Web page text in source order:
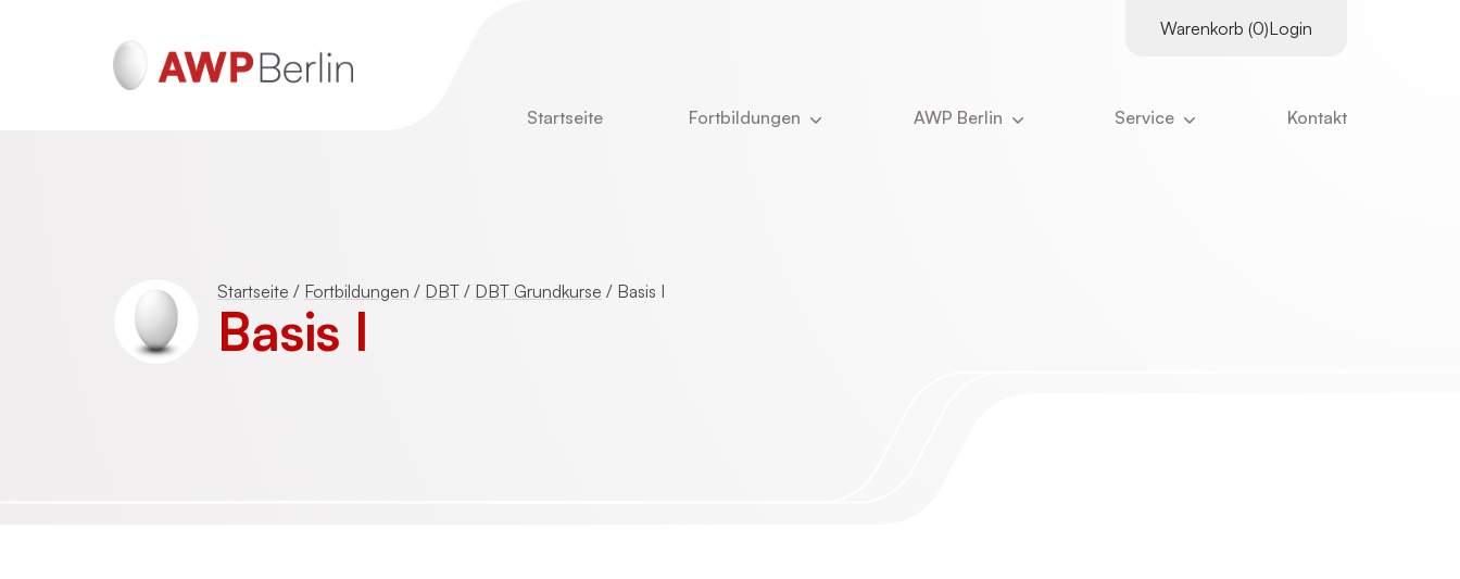
Warenkorb (0)Login
Startseite Fortbildungen
(DeGPT)
Kinder- und Jugendlichenpsychotherapie
AWP Berlin
Service
Kontakt
Startseite / Fortbildungen / DBT / DBT Grundkurse / Basis I
Basis I